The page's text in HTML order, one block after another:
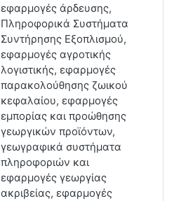
εφαρμογές άρδευσης,
Πληροφορικά Συστήματα
Συντήρησης Εξοπλισμού,
εφαρμογές αγροτικής
λογιστικής, εφαρμογές
παρακολούθησης ζωικού
κεφαλαίου, εφαρμογές
εμπορίας και προώθησης
γεωργικών προϊόντων,
γεωγραφικά συστήματα
πληροφοριών και
εφαρμογές γεωργίας
ακριβείας, εφαρμογές